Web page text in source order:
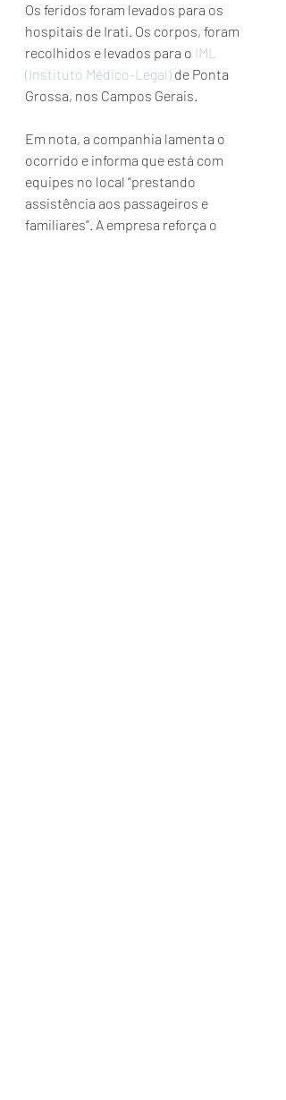
Os feridos foram levados para os
hospitais de Irati. Os corpos, foram
recolhidos e levados para o IML
(Instituto Médico-Legal) de Ponta
Grossa, nos Campos Gerais.
Em nota, a companhia lamenta o
ocorrido e informa que está com
equipes no local “prestando
assistência aos passageiros e
familiares”. A empresa reforça o